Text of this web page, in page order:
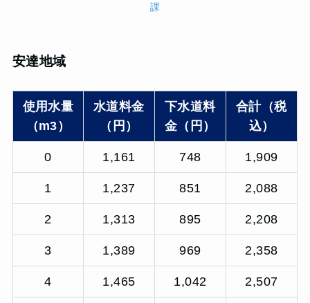
課
安達地域
使用水量
（m3）
水道料金
（円）
下水道料
金（円）
合計（税
込）
0 1,161 748 1,909
1 1,237 851 2,088
2 1,313 895 2,208
3 1,389 969 2,358
4 1,465 1,042 2,507